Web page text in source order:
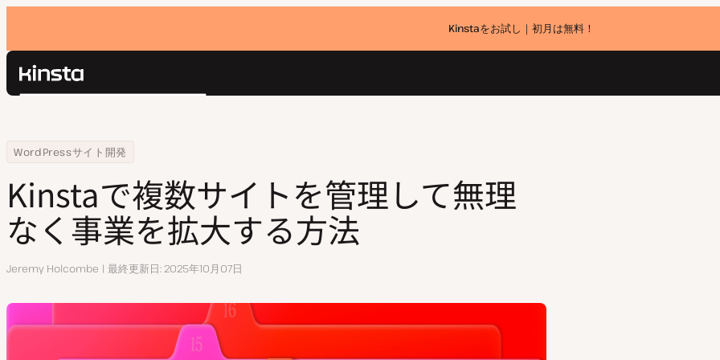
Kinstaをお試し｜初月は無料！
Kinsta®
価格設定
お問い合わせ
検
Home
リソースセンター
WordPressサイト開発
Kinstaで複数サイトを管理して無理なく事業を拡大する方法
Kinstaで複数サイトを管理して無理
なく事業を拡大する方法
執
Jeremy Holcombe 最終更新日 2025年10月07日